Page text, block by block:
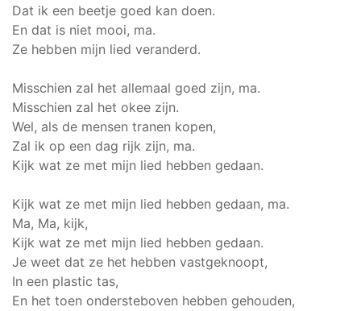
Dat ik een beetje goed kan doen.
En dat is niet mooi, ma.
Ze hebben mijn lied veranderd.
Misschien zal het allemaal goed zijn, ma.
Misschien zal het okee zijn.
Wel, als de mensen tranen kopen,
Zal ik op een dag rijk zijn, ma.
Kijk wat ze met mijn lied hebben gedaan.
Kijk wat ze met mijn lied hebben gedaan, ma.
Ma, Ma, kijk,
Kijk wat ze met mijn lied hebben gedaan.
Je weet dat ze het hebben vastgeknoopt,
In een plastic tas,
En het toen ondersteboven hebben gehouden,